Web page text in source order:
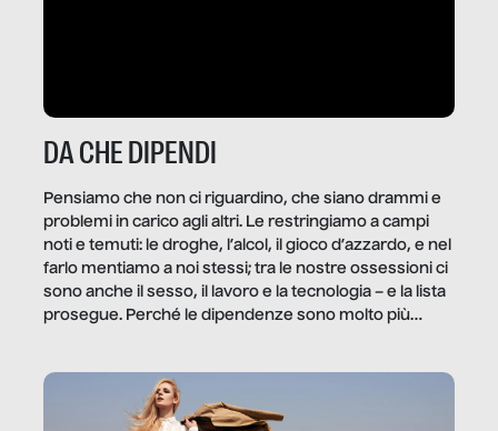
DA CHE DIPENDI
Pensiamo che non ci riguardino, che siano drammi e
problemi in carico agli altri. Le restringiamo a campi
noti e temuti: le droghe, l’alcol, il gioco d’azzardo, e nel
farlo mentiamo a noi stessi; tra le nostre ossessioni ci
sono anche il sesso, il lavoro e la tecnologia – e la lista
prosegue. Perché le dipendenze sono molto più
trae un guadagno. In questo reportage vediamo
quale e come.